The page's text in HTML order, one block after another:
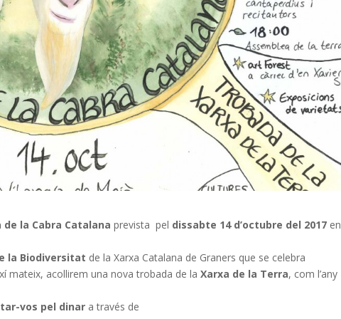
de la Cabra Catalana prevista pel dissabte 14 d’octubre del 2017 en
la Biodiversitat de la Xarxa Catalana de Graners que se celebra
mateix, acollirem una nova trobada de laXarxa de la Terra, com l’any
vos pel dinar a través de